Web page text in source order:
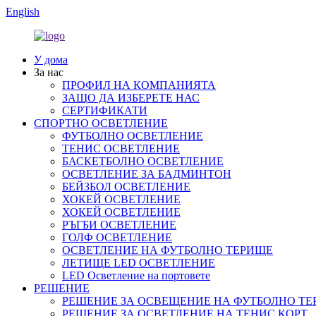
English
У дома
За нас
ПРОФИЛ НА КОМПАНИЯТА
ЗАЩО ДА ИЗБЕРЕТЕ НАС
СЕРТИФИКАТИ
СПОРТНО ОСВЕТЛЕНИЕ
ФУТБОЛНО ОСВЕТЛЕНИЕ
ТЕНИС ОСВЕТЛЕНИЕ
БАСКЕТБОЛНО ОСВЕТЛЕНИЕ
ОСВЕТЛЕНИЕ ЗА БАДМИНТОН
БЕЙЗБОЛ ОСВЕТЛЕНИЕ
ХОКЕЙ ОСВЕТЛЕНИЕ
ХОКЕЙ ОСВЕТЛЕНИЕ
РЪГБИ ОСВЕТЛЕНИЕ
ГОЛФ ОСВЕТЛЕНИЕ
ОСВЕТЛЕНИЕ НА ФУТБОЛНО ТЕРИЩЕ
ЛЕТИЩЕ LED ОСВЕТЛЕНИЕ
LED Осветление на портовете
РЕШЕНИЕ
РЕШЕНИЕ ЗА ОСВЕЩЕНИЕ НА ФУТБОЛНО
РЕШЕНИЕ ЗА ОСВЕТЛЕНИЕ НА ТЕНИС КОРТ